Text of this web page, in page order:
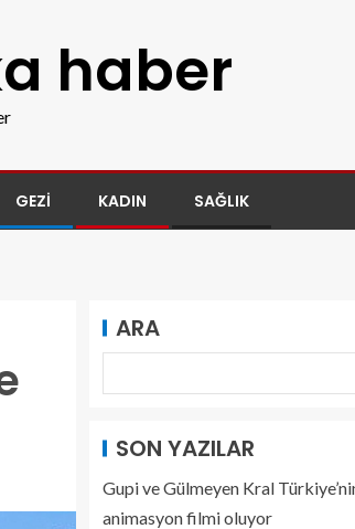
haber
GEZI KADIN SAĞLIK
ARA
SON YAZILAR
Gupi ve Gülmeyen Kral
animasyon filmi oluyor